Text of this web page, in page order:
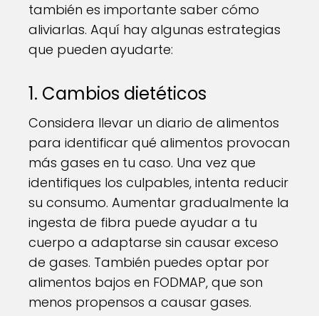
también es importante saber cómo
aliviarlas. Aquí hay algunas estrategias
que pueden ayudarte:
1. Cambios dietéticos
Considera llevar un diario de alimentos
para identificar qué alimentos provocan
más gases en tu caso. Una vez que
identifiques los culpables, intenta reducir
su consumo. Aumentar gradualmente la
ingesta de fibra puede ayudar a tu
cuerpo a adaptarse sin causar exceso
de gases. También puedes optar por
alimentos bajos en FODMAP, que son
menos propensos a causar gases.